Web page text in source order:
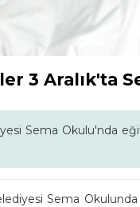
3 Aralık'ta
Sema Okulu'nda
Sema